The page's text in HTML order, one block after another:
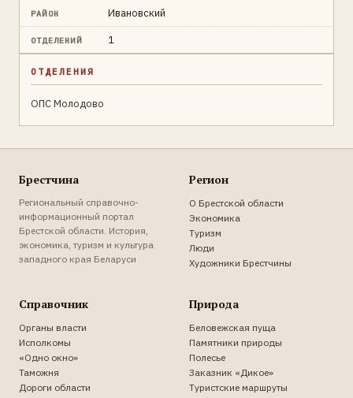
РАЙОН Ивановский
ОТДЕЛЕНИЙ 1
ОТДЕЛЕНИЯ
ОПС Молодово
Брестчина
Региональный справочно-
информационный портал
Брестской области. История,
экономика, туризм и культура
западного края Беларуси
Регион
О Брестской области
Экономика
Туризм
Люди
Художники Брестчины
Справочник
Органы власти
Исполкомы
«Одно окно»
Таможня
Дороги области
Природа
Беловежская пуща
Памятники природы
Полесье
Заказник «Дикое»
Туристские маршруты